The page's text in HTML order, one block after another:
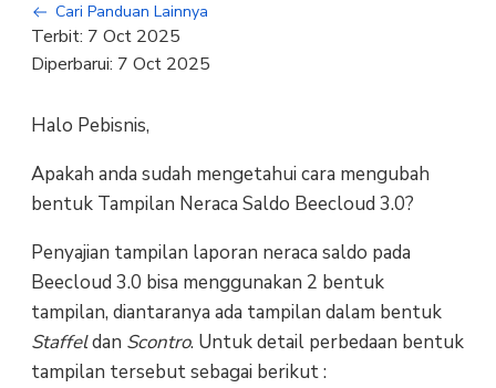
Cari Panduan Lainnya
Terbit: 7 Oct 2025
Diperbarui: 7 Oct 2025
Halo Pebisnis,
Apakah anda sudah mengetahui cara mengubah
bentuk Tampilan Neraca Saldo Beecloud 3.0?
Penyajian tampilan laporan neraca saldo pada
Beecloud 3.0 bisa menggunakan 2 bentuk
tampilan, diantaranya ada tampilan dalam bentuk
Staffeldan Scontro. Untuk detail perbedaan bentuk
tampilan tersebut sebagai berikut :